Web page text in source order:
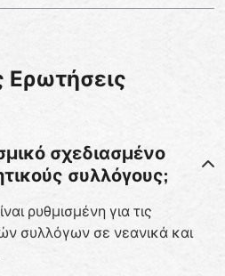
Ερωτήσεις
σχεδιασμένο
συλλόγους;
ρυθμισμένη για τις
συλλόγων σε νεανικά και